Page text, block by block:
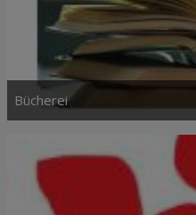
Bücherei